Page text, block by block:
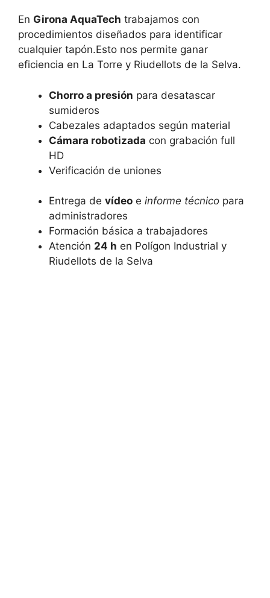
En Girona AquaTech trabajamos con
procedimientos diseñados para identificar
cualquier tapón.Esto nos permite ganar
eficiencia en La Torre y Riudellots de la Selva.
Chorro a presión para desatascar
sumideros
Cabezales adaptados según material
Cámara robotizada con grabación full
HD
Verificación de uniones
Entrega de vídeo e informe técnico para
administradores
Formación básica a trabajadores
Atención 24 h en Polígon Industrial y
Riudellots de la Selva